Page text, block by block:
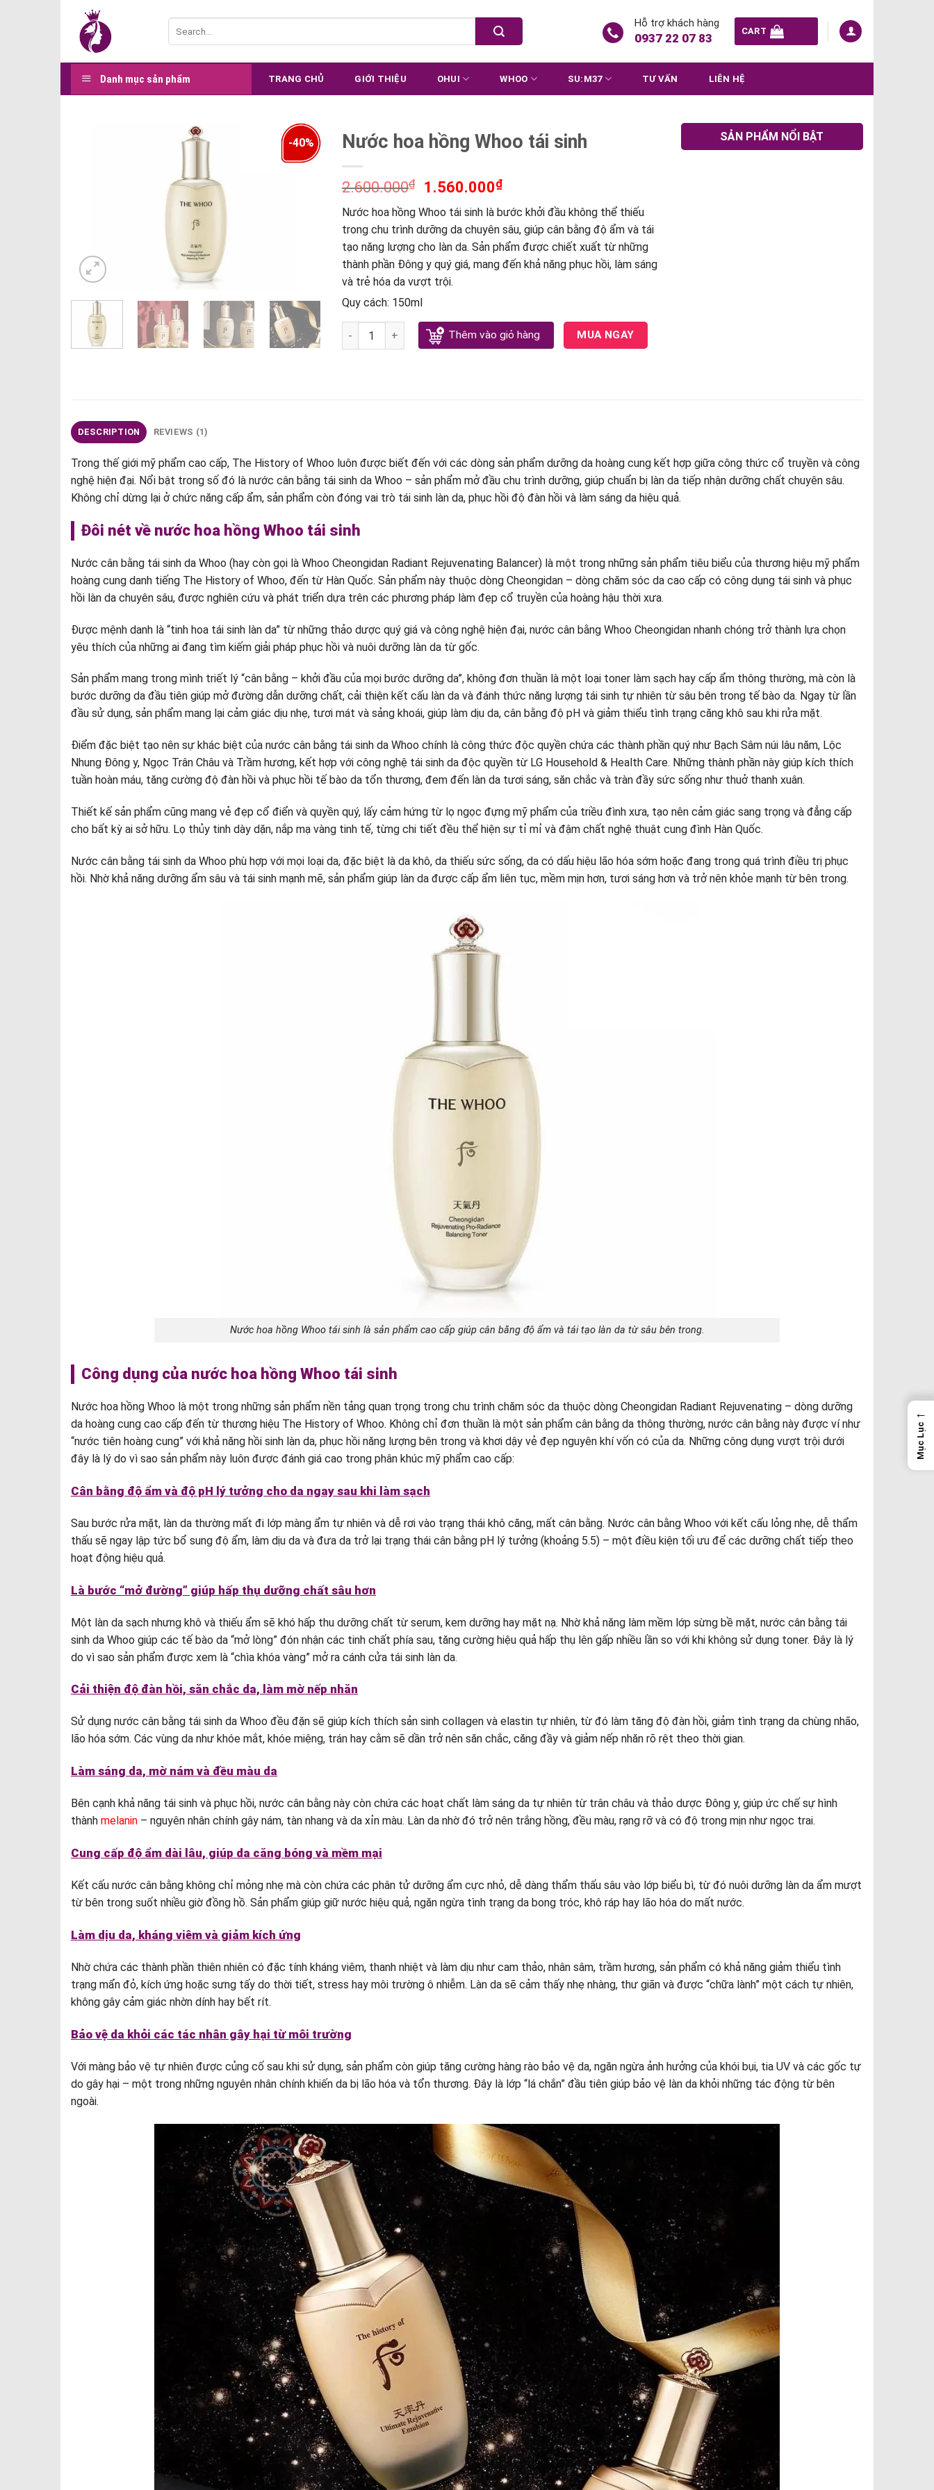
content
for:
Hỗ trợ khách hàng
0937 22 07 83 CART
Danh mục sản phẩm TRANG CHỦ GIỚI THIỆU OHUI WHOO SU:M37 TƯ VẤN LIÊN HỆ
-40% Nước hoa hồng Whoo tái sinh
2.600.000₫ 1.560.000₫
Nước hoa hồng Whoo tái sinh là bước khởi đầu không thể thiếu
trong chu trình dưỡng da chuyên sâu, giúp cân bằng độ ẩm và tái
tạo năng lượng cho làn da. Sản phẩm được chiết xuất từ những
thành phần Đông y quý giá, mang đến khả năng phục hồi, làm sáng
và trẻ hóa da vượt trội.
Quy cách: 150ml
Nước hoa hồng Whoo tái sinh quantity
Thêm vào giỏ hàng MUA NGAY
SẢN PHẨM NỔI BẬT
DESCRIPTION REVIEWS (1)
Trong thế giới mỹ phẩm cao cấp, The History of Whoo luôn được biết đến với các dòng sản phẩm dưỡng da hoàng cung kết hợp giữa công thức cổ truyền và công
nghệ hiện đại. Nổi bật trong số đó là nước cân bằng tái sinh da Whoo – sản phẩm mở đầu chu trình dưỡng, giúp chuẩn bị làn da tiếp nhận dưỡng chất chuyên sâu.
Không chỉ dừng lại ở chức năng cấp ẩm, sản phẩm còn đóng vai trò tái sinh làn da, phục hồi độ đàn hồi và làm sáng da hiệu quả.
Đôi nét về nước hoa hồng Whoo tái sinh
Nước cân bằng tái sinh da Whoo (hay còn gọi là Whoo Cheongidan Radiant Rejuvenating Balancer) là một trong những sản phẩm tiêu biểu của thương hiệu mỹ phẩm
hoàng cung danh tiếng The History of Whoo, đến từ Hàn Quốc. Sản phẩm này thuộc dòng Cheongidan – dòng chăm sóc da cao cấp có công dụng tái sinh và phục
hồi làn da chuyên sâu, được nghiên cứu và phát triển dựa trên các phương pháp làm đẹp cổ truyền của hoàng hậu thời xưa.
Được mệnh danh là “tinh hoa tái sinh làn da” từ những thảo dược quý giá và công nghệ hiện đại, nước cân bằng Whoo Cheongidan nhanh chóng trở thành lựa chọn
yêu thích của những ai đang tìm kiếm giải pháp phục hồi và nuôi dưỡng làn da từ gốc.
Sản phẩm mang trong mình triết lý “cân bằng – khởi đầu của mọi bước dưỡng da”, không đơn thuần là một loại toner làm sạch hay cấp ẩm thông thường, mà còn là
bước dưỡng da đầu tiên giúp mở đường dẫn dưỡng chất, cải thiện kết cấu làn da và đánh thức năng lượng tái sinh tự nhiên từ sâu bên trong tế bào da. Ngay từ lần
đầu sử dụng, sản phẩm mang lại cảm giác dịu nhẹ, tươi mát và sảng khoái, giúp làm dịu da, cân bằng độ pH và giảm thiểu tình trạng căng khô sau khi rửa mặt.
Điểm đặc biệt tạo nên sự khác biệt của nước cân bằng tái sinh da Whoo chính là công thức độc quyền chứa các thành phần quý như Bạch Sâm núi lâu năm, Lộc
Nhung Đông y, Ngọc Trân Châu và Trầm hương, kết hợp với công nghệ tái sinh da độc quyền từ LG Household & Health Care. Những thành phần này giúp kích thích
tuần hoàn máu, tăng cường độ đàn hồi và phục hồi tế bào da tổn thương, đem đến làn da tươi sáng, săn chắc và tràn đầy sức sống như thuở thanh xuân.
Thiết kế sản phẩm cũng mang vẻ đẹp cổ điển và quyền quý, lấy cảm hứng từ lọ ngọc đựng mỹ phẩm của triều đình xưa, tạo nên cảm giác sang trọng và đẳng cấp
cho bất kỳ ai sở hữu. Lọ thủy tinh dày dặn, nắp mạ vàng tinh tế, từng chi tiết đều thể hiện sự tỉ mỉ và đậm chất nghệ thuật cung đình Hàn Quốc.
Nước cân bằng tái sinh da Whoo phù hợp với mọi loại da, đặc biệt là da khô, da thiếu sức sống, da có dấu hiệu lão hóa sớm hoặc đang trong quá trình điều trị phục
hồi. Nhờ khả năng dưỡng ẩm sâu và tái sinh mạnh mẽ, sản phẩm giúp làn da được cấp ẩm liên tục, mềm mịn hơn, tươi sáng hơn và trở nên khỏe mạnh từ bên trong.
Nước hoa hồng Whoo tái sinh là sản phẩm cao cấp giúp cân bằng độ ẩm và tái tạo làn da từ sâu bên trong.
Công dụng của nước hoa hồng Whoo tái sinh
Nước hoa hồng Whoo là một trong những sản phẩm nền tảng quan trọng trong chu trình chăm sóc da thuộc dòng Cheongidan Radiant Rejuvenating – dòng dưỡng
da hoàng cung cao cấp đến từ thương hiệu The History of Whoo. Không chỉ đơn thuần là một sản phẩm cân bằng da thông thường, nước cân bằng này được ví như
“nước tiên hoàng cung” với khả năng hồi sinh làn da, phục hồi năng lượng bên trong và khơi dậy vẻ đẹp nguyên khí vốn có của da. Những công dụng vượt trội dưới
đây là lý do vì sao sản phẩm này luôn được đánh giá cao trong phân khúc mỹ phẩm cao cấp:
Cân bằng độ ẩm và độ pH lý tưởng cho da ngay sau khi làm sạch
Sau bước rửa mặt, làn da thường mất đi lớp màng ẩm tự nhiên và dễ rơi vào trạng thái khô căng, mất cân bằng. Nước cân bằng Whoo với kết cấu lỏng nhẹ, dễ thẩm
thấu sẽ ngay lập tức bổ sung độ ẩm, làm dịu da và đưa da trở lại trạng thái cân bằng pH lý tưởng (khoảng 5.5) – một điều kiện tối ưu để các dưỡng chất tiếp theo
hoạt động hiệu quả.
Là bước “mở đường” giúp hấp thụ dưỡng chất sâu hơn
Một làn da sạch nhưng khô và thiếu ẩm sẽ khó hấp thu dưỡng chất từ serum, kem dưỡng hay mặt nạ. Nhờ khả năng làm mềm lớp sừng bề mặt, nước cân bằng tái
sinh da Whoo giúp các tế bào da “mở lòng” đón nhận các tinh chất phía sau, tăng cường hiệu quả hấp thụ lên gấp nhiều lần so với khi không sử dụng toner. Đây là lý
do vì sao sản phẩm được xem là “chìa khóa vàng” mở ra cánh cửa tái sinh làn da.
Cải thiện độ đàn hồi, săn chắc da, làm mờ nếp nhăn
Sử dụng nước cân bằng tái sinh da Whoo đều đặn sẽ giúp kích thích sản sinh collagen và elastin tự nhiên, từ đó làm tăng độ đàn hồi, giảm tình trạng da chùng nhão,
lão hóa sớm. Các vùng da như khóe mắt, khóe miệng, trán hay cằm sẽ dần trở nên săn chắc, căng đầy và giảm nếp nhăn rõ rệt theo thời gian.
Làm sáng da, mờ nám và đều màu da
Bên cạnh khả năng tái sinh và phục hồi, nước cân bằng này còn chứa các hoạt chất làm sáng da tự nhiên từ trân châu và thảo dược Đông y, giúp ức chế sự hình
thành melanin – nguyên nhân chính gây nám, tàn nhang và da xỉn màu. Làn da nhờ đó trở nên trắng hồng, đều màu, rạng rỡ và có độ trong mịn như ngọc trai.
Cung cấp độ ẩm dài lâu, giúp da căng bóng và mềm mại
Kết cấu nước cân bằng không chỉ mỏng nhẹ mà còn chứa các phân tử dưỡng ẩm cực nhỏ, dễ dàng thẩm thấu sâu vào lớp biểu bì, từ đó nuôi dưỡng làn da ẩm mượt
từ bên trong suốt nhiều giờ đồng hồ. Sản phẩm giúp giữ nước hiệu quả, ngăn ngừa tình trạng da bong tróc, khô ráp hay lão hóa do mất nước.
Làm dịu da, kháng viêm và giảm kích ứng
Nhờ chứa các thành phần thiên nhiên có đặc tính kháng viêm, thanh nhiệt và làm dịu như cam thảo, nhân sâm, trầm hương, sản phẩm có khả năng giảm thiểu tình
trạng mẩn đỏ, kích ứng hoặc sưng tấy do thời tiết, stress hay môi trường ô nhiễm. Làn da sẽ cảm thấy nhẹ nhàng, thư giãn và được “chữa lành” một cách tự nhiên,
không gây cảm giác nhờn dính hay bết rít.
Bảo vệ da khỏi các tác nhân gây hại từ môi trường
Với màng bảo vệ tự nhiên được củng cố sau khi sử dụng, sản phẩm còn giúp tăng cường hàng rào bảo vệ da, ngăn ngừa ảnh hưởng của khói bụi, tia UV và các gốc tự
do gây hại – một trong những nguyên nhân chính khiến da bị lão hóa và tổn thương. Đây là lớp “lá chắn” đầu tiên giúp bảo vệ làn da khỏi những tác động từ bên
ngoài.
←
Mục Lục